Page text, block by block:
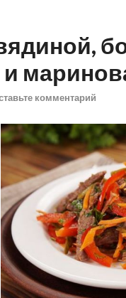
комментарий